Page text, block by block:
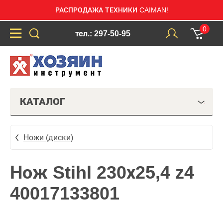
РАСПРОДАЖА ТЕХНИКИ CAIMAN!
тел.: 297-50-95
0
КАТАЛОГ
Ножи (диски)
Нож Stihl 230х25,4 z4
40017133801